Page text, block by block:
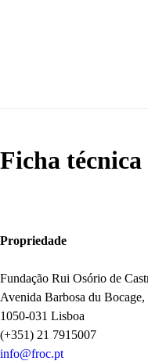
Ficha técnica
Propriedade
Fundação Rui Osório de
Avenida Barbosa du Bocage,
1050-031 Lisboa
(+351) 21 7915007
info@froc.pt